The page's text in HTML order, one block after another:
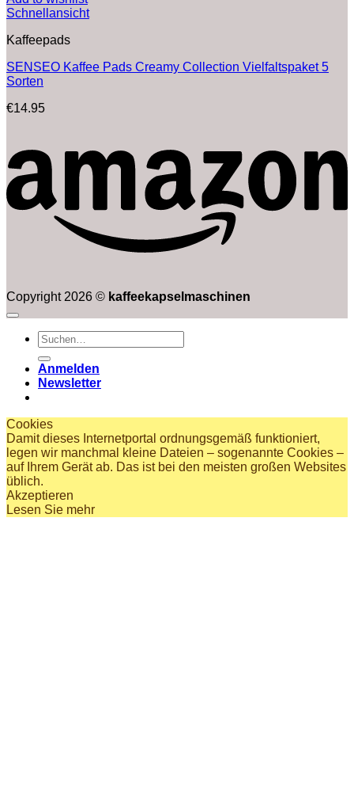
Schnellansicht
Kaffeepads
SENSEO Kaffee Pads Creamy Collection Vielfaltspaket 5
Sorten
€14.95
Copyright 2026 © kaffeekapselmaschinen
Suchen
nach:
Anmelden
Newsletter
Cookies
Damit dieses Internetportal ordnungsgemäß funktioniert,
legen wir manchmal kleine Dateien – sogenannte Cookies –
auf Ihrem Gerät ab. Das ist bei den meisten großen Websites
üblich.
Akzeptieren
Lesen Sie mehr